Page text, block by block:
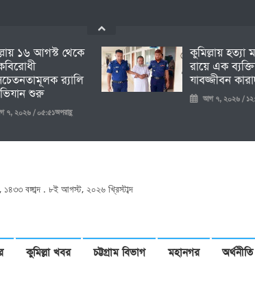
১৬ আগস্ট থেকে
র‍্যালি
শুরু
৭, ২০২৬ / ০৫:৫১অপরাহ্ণ
কুমিল্লায় হত্যা
রায়ে এক
যাবজ্জীবন
আগ ৭, ২০২৬ /
বঙ্গাব্দ . ৮ই আগস্ট, ২০২৬ খ্রিস্টাব্দ
কুমিল্লা খবর চট্টগ্রাম বিভাগ মহানগর অর্থনীতি